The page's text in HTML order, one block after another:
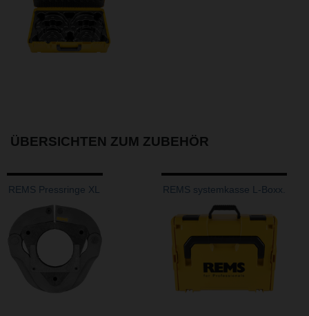
ÜBERSICHTEN ZUM ZUBEHÖR
REMS Pressringe XL REMS systemkasse L-Boxx.